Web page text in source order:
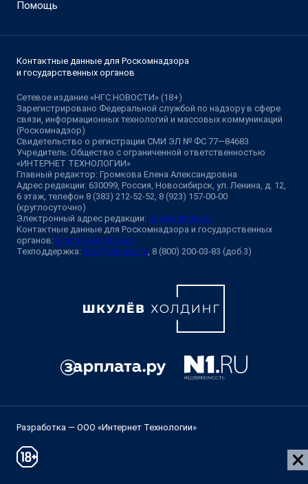
Помощь
Контактные данные для Роскомнадзора
и государственных органов
Сетевое издание «НГС.НОВОСТИ» (18+)
Зарегистрировано Федеральной службой по надзору в сфере
связи, информационных технологий и массовых коммуникаций
(Роскомнадзор)
Свидетельство о регистрации СМИ ЭЛ № ФС 77—84683
Учредитель: Общество с ограниченной ответственностью
«ИНТЕРНЕТ ТЕХНОЛОГИИ»
Главный редактор: Громкова Елена Александровна
Адрес редакции: 630099, Россия, Новосибирск, ул. Ленина, д. 12,
6 этаж, телефон 8 (383) 212-52-52, 8 (923) 157-00-00
(круглосуточно)
Электронный адрес редакции: ngs@shkulev.ru
Контактные данные для Роскомнадзора и государственных
органов: juristnsk@shkulev.ru
Техподдержка: help@shkulev.ru , 8 (800) 200-03-83 (доб.3)
Разработка — ООО «Интернет Технологии»